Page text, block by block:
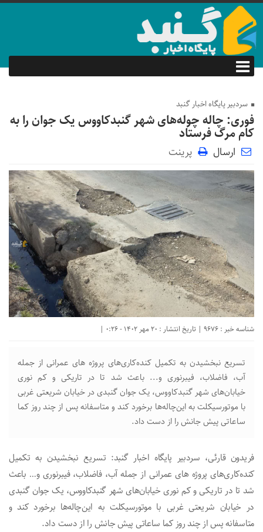
سردبیر پایگاه اخبار گنبد
فوری: چاله چوله‌های شهر گنبدکاووس یک جوان را به
کام مرگ فرستاد
ارسال پرینت
شناسه خبر : 9676 | تاریخ انتشار : 20 مهر 1402 - 0:26 |
تسریع نبخشیدن به تکمیل کنده‌کاری‌های پروژه های عمرانی از جمله
آب، فاضلاب، فیبرنوری و... باعث شد تا در تاریکی و کم نوری
خیابان‌های شهر گنبدکاووس، یک‌ جوان گنبدی در خیابان شریعتی غربی
با موتورسیکلت به این‌چاله‌ها برخورد کند و متاسفانه پس از چند روز کما
ساعاتی پیش جانش را از دست داد.
فریدون قارئی، سردبیر پایگاه اخبار گنبد: تسریع نبخشیدن به تکمیل
کنده‌کاری‌های پروژه های عمرانی از جمله آب، فاضلاب، فیبرنوری و… باعث
شد تا در تاریکی و کم نوری خیابان‌های شهر گنبدکاووس، یک‌ جوان گنبدی
در خیابان شریعتی غربی با موتورسیکلت به این‌چاله‌ها برخورد کند و
متاسفانه پس از چند روز کما ساعاتی پیش جانش را از دست داد.